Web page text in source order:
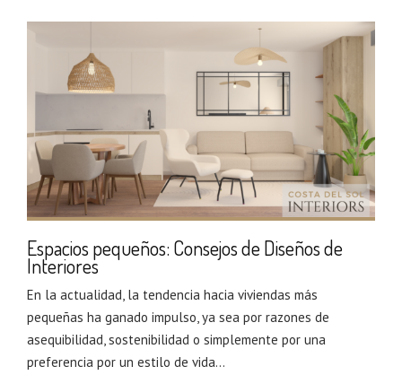
Espacios pequeños: Consejos de Diseños de
Interiores
En la actualidad, la tendencia hacia viviendas más
pequeñas ha ganado impulso, ya sea por razones de
asequibilidad, sostenibilidad o simplemente por una
preferencia por un estilo de vida...